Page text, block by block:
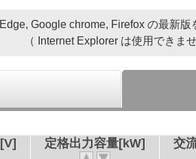
Google chrome, Firefox の最新版
（ Internet Explorer は使用できませ
定格出力容量[kW] 交